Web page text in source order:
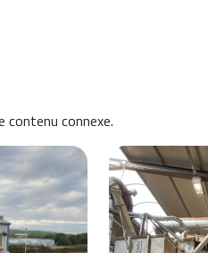
contenu connexe.